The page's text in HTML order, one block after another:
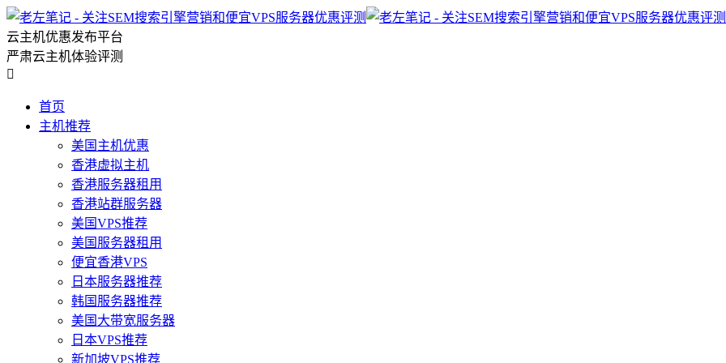
云主机优惠发布平台
严肃云主机体验评测

首页
主机推荐
美国主机优惠
香港虚拟主机
香港服务器租用
香港站群服务器
美国VPS推荐
美国服务器租用
便宜香港VPS
日本服务器推荐
韩国服务器推荐
美国大带宽服务器
日本VPS推荐
新加坡VPS推荐